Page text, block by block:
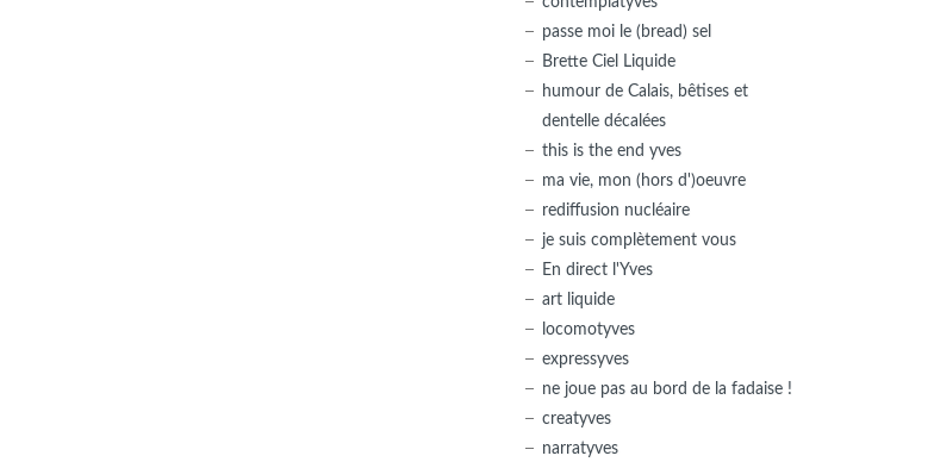
passe moi le (bread) sel
Brette Ciel Liquide
humour de Calais, bêtises et
dentelle décalées
this is the end yves
ma vie, mon (hors d')oeuvre
rediffusion nucléaire
je suis complètement vous
En direct l'Yves
art liquide
locomotyves
expressyves
ne joue pas au bord de la fadaise !
creatyves
narratyves